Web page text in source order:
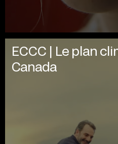
ECCC | Le plan
Canada